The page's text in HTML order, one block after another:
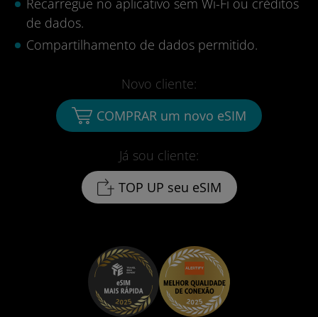
Recarregue no aplicativo sem Wi-Fi ou créditos
de dados.
Compartilhamento de dados permitido.
Já sou cliente:
TOP UP seu eSIM
Novo cliente:
COMPRAR um novo eSIM